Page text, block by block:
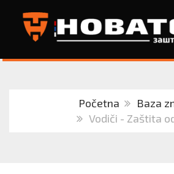
Početna
Baza
Vodiči - Zaštita